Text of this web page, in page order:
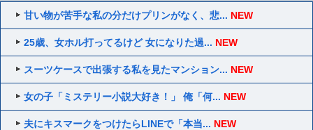
甘い物が苦手な私の分だけプリンがなく、悲... NEW
25歳、女ホル打ってるけど 女になりた過... NEW
スーツケースで出張する私を見たマンション... NEW
女の子「ミステリー小説大好き！」 俺「何... NEW
夫にキスマークをつけたらLINEで「本当... NEW